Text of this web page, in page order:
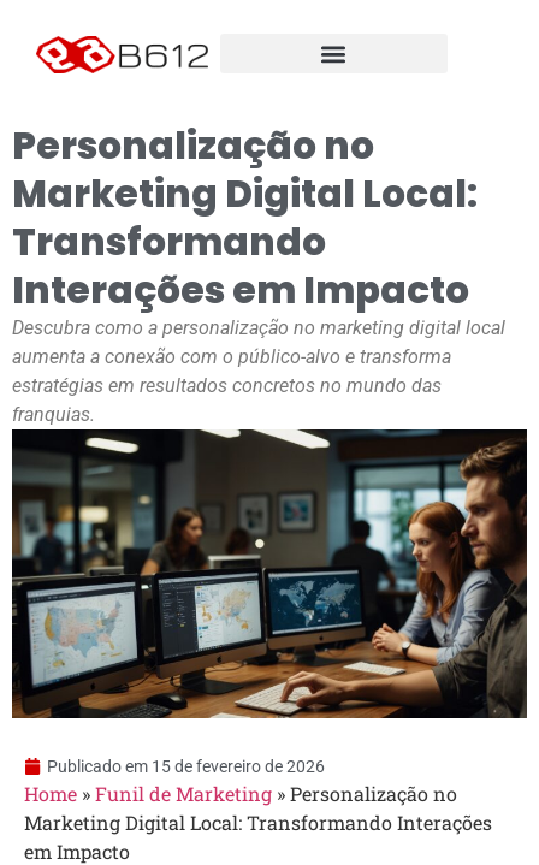
Personalização no
Marketing Digital Local:
Transformando
Interações em Impacto
Descubra como a personalização no marketing digital local
aumenta a conexão com o público-alvo e transforma
estratégias em resultados concretos no mundo das
franquias.
Publicado em 15 de fevereiro de 2026
Home »Funil de Marketing »Personalização no
Marketing Digital Local: Transformando Interações
em Impacto